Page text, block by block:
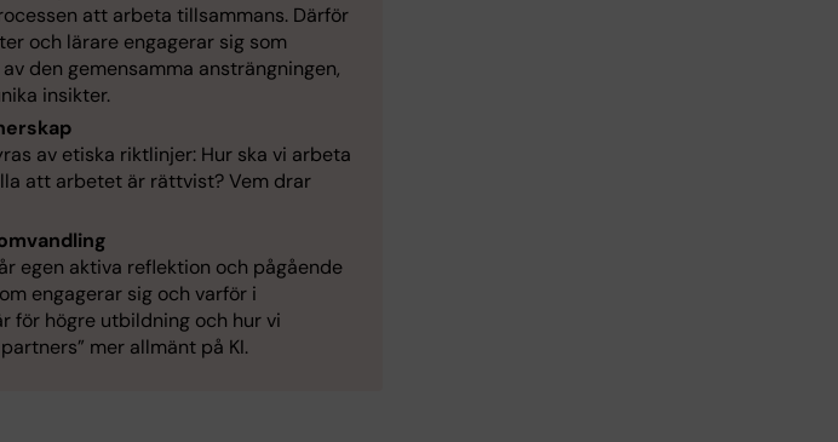
att arbeta tillsammans. Därför
och lärare engagerar sig som
den gemensamma ansträngningen,
insikter.
av etiska riktlinjer: Hur ska vi arbeta
att arbetet är rättvist? Vem drar
egen aktiva reflektion och pågående
engagerar sig och varför i
för högre utbildning och hur vi
mer allmänt på KI.